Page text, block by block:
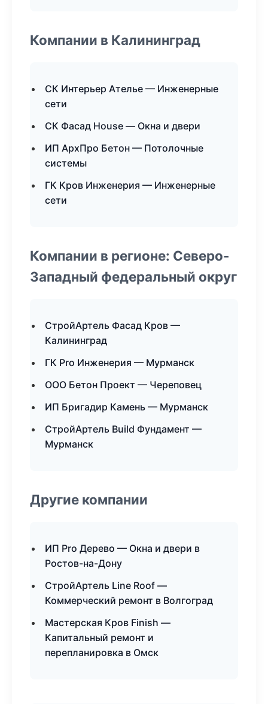
Компании в Калининград
СК Интерьер Ателье — Инженерные
сети
СК Фасад House — Окна и двери
ИП АрхПро Бетон — Потолочные
системы
ГК Кров Инженерия — Инженерные
сети
Компании в регионе: Северо-
Западный федеральный округ
СтройАртель Фасад Кров —
Калининград
ГК Pro Инженерия — Мурманск
ООО Бетон Проект — Череповец
ИП Бригадир Камень — Мурманск
СтройАртель Build Фундамент —
Мурманск
Другие компании
ИП Pro Дерево — Окна и двери в
Ростов-на-Дону
СтройАртель Line Roof —
Коммерческий ремонт в Волгоград
Мастерская Кров Finish —
Капитальный ремонт и
перепланировка в Омск